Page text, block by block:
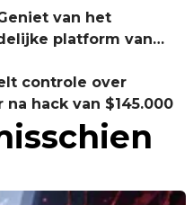
van het
platform van
controle over
na hack van $145.000